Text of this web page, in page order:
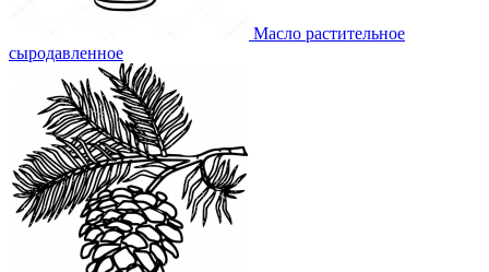
Масло растительное
сыродавленное